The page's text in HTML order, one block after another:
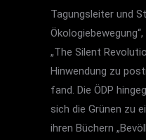
Tagungsleiter und
„The Silent
Hinwendung zu
fand. Die ÖDP
sich die Grünen zu
ihren Büchern